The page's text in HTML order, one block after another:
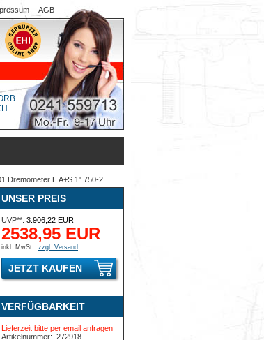
AGB
Dremometer E A+S 1" 750-2...
UNSER PREIS
UVP**: 3.906,22 EUR
2538,95 EUR
inkl. MwSt. zzgl. Versand
JETZT KAUFEN
VERFÜGBARKEIT
Lieferzeit bitte per email anfragen
Artikelnummer: 272918